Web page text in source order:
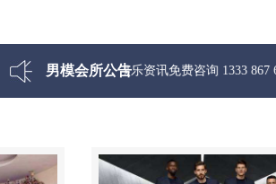
男模会所公告
最新男模娱乐资讯免费咨询 1333 867 6881微信同步